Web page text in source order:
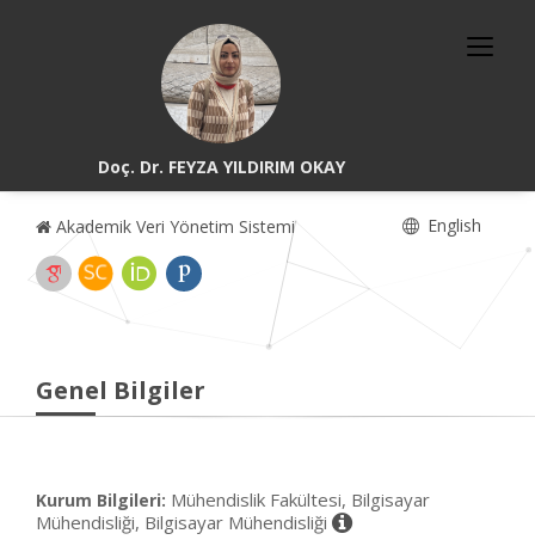
Doç. Dr. FEYZA YILDIRIM OKAY
Akademik Veri Yönetim Sistemi English
Genel Bilgiler
Kurum Bilgileri: Mühendislik Fakültesi, Bilgisayar
Mühendisliği, Bilgisayar Mühendisliği